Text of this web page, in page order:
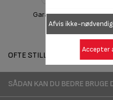
Garantioplysninger
OFTE STILLEDE SPØRGSMÅL
SÅDAN KAN DU BEDRE BRUGE
Afvis ikke-
Accepter